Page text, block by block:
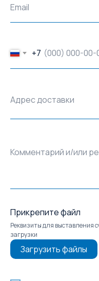
Email
+7
Адрес доставки
Прикрепите файл
Реквизиты для выставления
загрузки
Загрузить файлы